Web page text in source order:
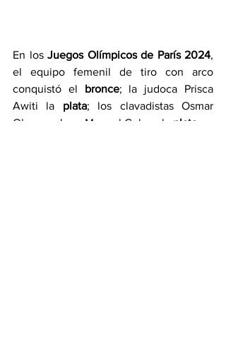
En los Juegos Olímpicos de París 2024,
el equipo femenil de tiro con arco
conquistó el bronce; la judoca Prisca
Awiti la plata; los clavadistas Osmar
Olvera y Juan Manuel Celaya la plata